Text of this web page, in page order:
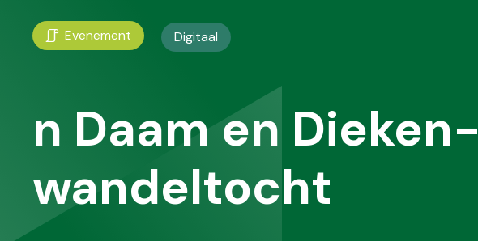
Evenement Digitaal
n Daam en Dieken-
wandeltocht